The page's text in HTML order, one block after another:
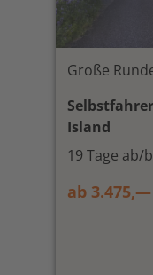
Große
Island
19 Tage ab/
ab